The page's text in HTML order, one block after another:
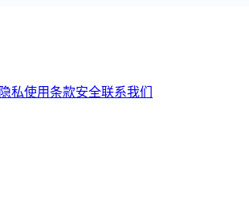
隐私使用条款安全联系我们